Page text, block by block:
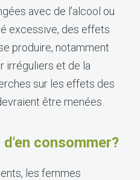
avec de l’alcool ou
excessive, des effets
produire, notamment
irréguliers et de la
sur les effets des
être menées.
consommer?
les femmes